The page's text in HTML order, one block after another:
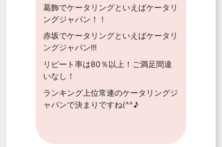
葛飾でケータリングといえばケータリ
ングジャパン！！
赤坂でケータリングといえばケータリ
ングジャパン!!!
リピート率は80％以上！ご満足間違
いなし！
ランキング上位常連のケータリングジ
ャパンで決まりですね(^^♪